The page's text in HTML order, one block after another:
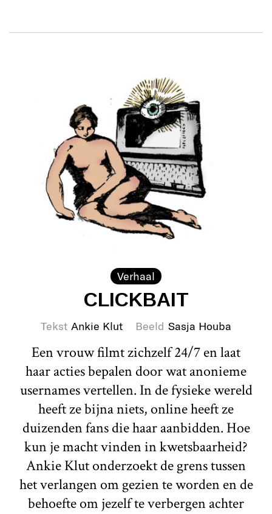
Verhaal
CLICKBAIT
Tekst Ankie Klut Beeld Sasja Houba
Een vrouw filmt zichzelf 24/7 en laat
haar acties bepalen door wat anonieme
usernames vertellen. In de fysieke wereld
heeft ze bijna niets, online heeft ze
duizenden fans die haar aanbidden. Hoe
kun je macht vinden in kwetsbaarheid?
Ankie Klut onderzoekt de grens tussen
het verlangen om gezien te worden en de
behoefte om jezelf te verbergen achter